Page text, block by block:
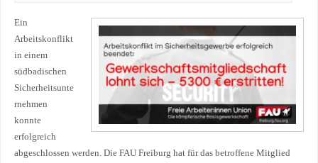
Ein
Arbeitskonflikt
in einem
südbadischen
Sicherheitsunte
rnehmen
konnte
erfolgreich
abgeschlossen werden. Die FAU Freiburg hat für das betroffene Mitglied